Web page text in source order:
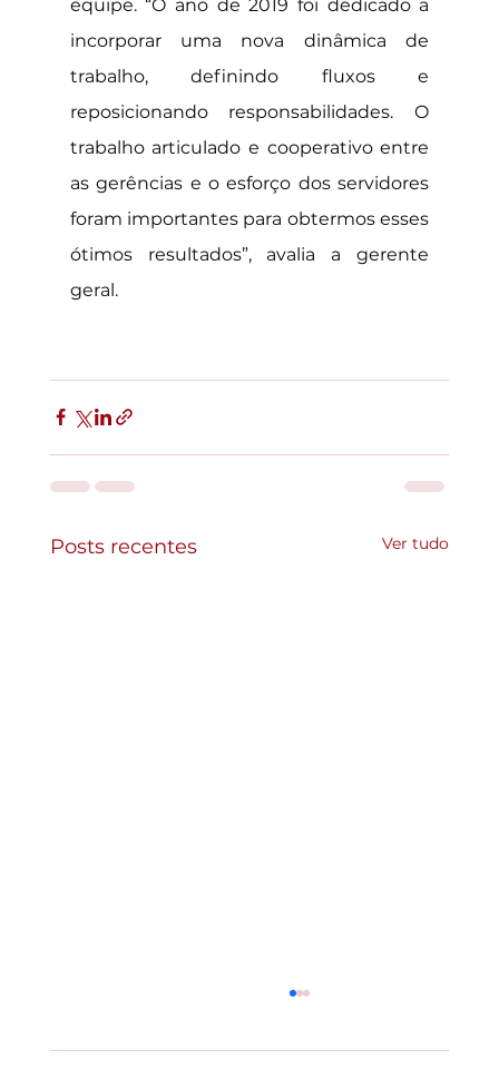
equipe. “O ano de 2019 foi dedicado a
incorporar uma nova dinâmica de
trabalho, definindo fluxos e
reposicionando responsabilidades. O
trabalho articulado e cooperativo entre
as gerências e o esforço dos servidores
foram importantes para obtermos esses
ótimos resultados”, avalia a gerente
geral.
Posts recentes Ver tudo